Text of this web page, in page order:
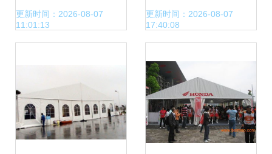
制方案解析
更新时间：2026-08-07
11:01:13
更新时间：2026-08-07
17:40:08